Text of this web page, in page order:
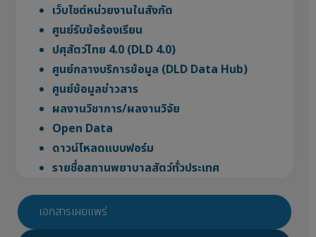
เว็บไซต์หน่วยงานในสังกัด
ศูนย์รับข้อร้องเรียน
ปศุสัตว์ไทย 4.0 (DLD 4.0)
ศูนย์กลางบริการข้อมูล (DLD Data Hub)
ศูนย์ข้อมูลข่าวสาร
ผลงานวิชาการ/ผลงานวิจัย
Open Data
ดาวน์โหลดแบบฟอร์ม
รายชื่อสถานพยาบาลสัตว์ทั่วประเทศ
เอกสารเผยแพร่